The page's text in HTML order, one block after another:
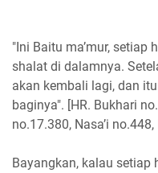
"Ini Baitu ma’mur, setiap
shalat di dalamnya.
akan kembali lagi, dan
baginya". [HR. Bukhari
no.17.380, Nasa’i
Bayangkan, kalau setiap